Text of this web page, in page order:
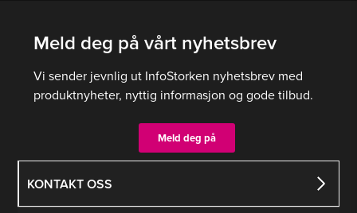
KONTAKT OSS
Meld deg på vårt nyhetsbrev
Vi sender jevnlig ut InfoStorken nyhetsbrev med
produktnyheter, nyttig informasjon og gode tilbud.
Meld deg på